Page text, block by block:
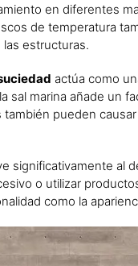
en diferentes
de temperatura
estructuras.
actúa como
sal marina añade un
pueden
significativamente al
o utilizar
como la